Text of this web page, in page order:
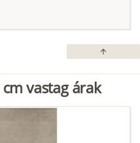
arrow_upward
vastag árak